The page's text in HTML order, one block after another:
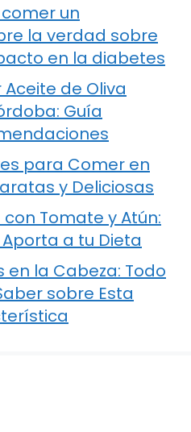
un
la verdad sobre
en la diabetes
de Oliva
Guía
para Comer en
y Deliciosas
Tomate y Atún:
a tu Dieta
en la Cabeza: Todo
sobre Esta